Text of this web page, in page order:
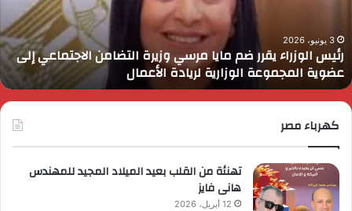
التضامن
الاجتماعي
إلى
عضوية
المجموعة
الوزارية
3 يونيو، 2026
رئيس الوزراء يقرر ضم مايا مرسي وزيرة التضامن الاجتماعي إلى
عضوية المجموعة الوزارية لريادة الأعمال
كهرباء مصر
تهنئة من القلب بعيد الميلاد المجيد للمهندس
هانى فايز
12 أبريل، 2026